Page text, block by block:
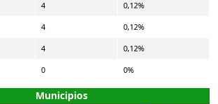
4 0,12%
4 0,12%
4 0,12%
0 0%
Municipios